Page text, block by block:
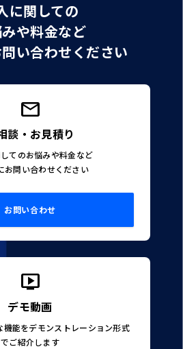
に関しての
や料金など
い合わせください
談・お見積り
てのお悩みや料金など
お問い合わせください
お問い合わせ
デモ動画
能をデモンストレーション形式
でご紹介します